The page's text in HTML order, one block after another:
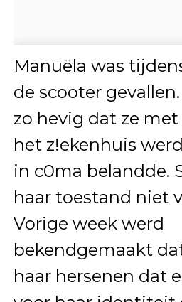
Manuëla was
de scooter
zo hevig dat ze
het z!ekenhuis
in c0ma belandde.
haar toestand niet
Vorige week werd
bekendgemaakt
haar hersenen dat